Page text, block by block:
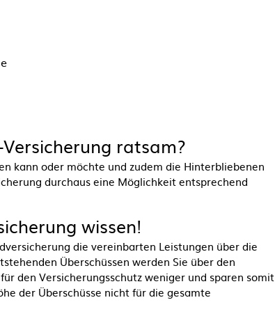
ratsam?
kann oder möchte und zudem die Hinterbliebenen
durchaus eine Möglichkeit entsprechend
wissen!
die vereinbarten Leistungen über die
Überschüssen werden Sie über den
den Versicherungsschutz weniger und sparen somit
der Überschüsse nicht für die gesamte